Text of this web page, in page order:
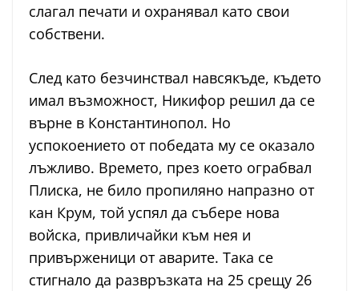
слагал печати и охранявал като свои
собствени.
След като безчинствал навсякъде, където
имал възможност, Никифор решил да се
върне в Константинопол. Но
успокоението от победата му се оказало
лъжливо. Времето, през което ограбвал
Плиска, не било пропиляно напразно от
кан Крум, той успял да събере нова
войска, привличайки към нея и
привърженици от аварите. Така се
стигнало да развръзката на 25 срещу 26